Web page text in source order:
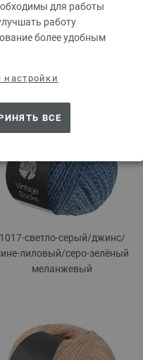
для работы
работу
более удобным
ВСЕ
1015-тёмно-зелёный
меланжевый/
жёлто-зелёный
1017-светло-серый/джинс/
лиловый/серо-зелёный
меланжевый